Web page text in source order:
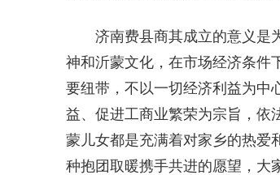
济南费县商其成立的意义是
神和沂蒙文化，在市场经济条件
要纽带，不以一切经济利益为中
益、促进工商业繁荣为宗旨，依
蒙儿女都是充满着对家乡的热爱
种抱团取暖携手共进的愿望，大